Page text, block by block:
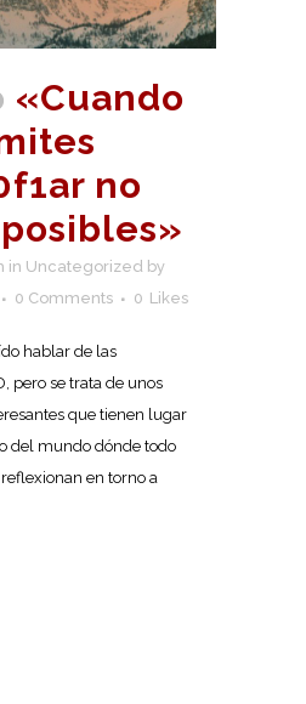
«Cuando
no
in Uncategorized by
0 Comments 0 Likes
hablar de las
pero se trata de unos
que tienen lugar
del mundo dónde todo
en torno a